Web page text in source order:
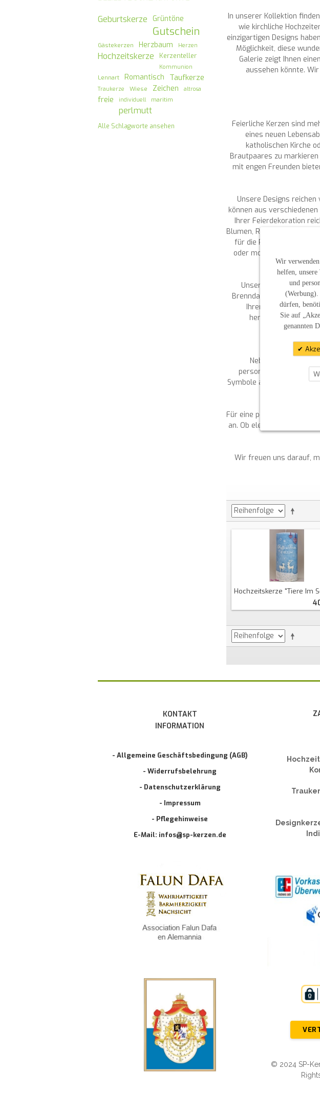
In unserer Kollektion
wie kirchliche
einzigartigen Designs
Möglichkeit, diese
Galerie zeigt Ihnen
aussehen könnte.
Feierliche Kerzen sind
eines neuen
katholischen Kirche
Brautpaares zu markieren
mit engen Freunden
Unsere Designs
können aus
Ihrer Feierdekoration
Blumen, Ranken und
für die Personalisierung
oder moderne Sans-
Unsere Kerzen
Brenndauer sowie durch
Ihren Bedürfnissen
hergestellt, um
Neben der Auswahl
personalisieren. Geben
Symbole an, und wir
Für eine perfekte
an. Ob elegant, modern
Wir freuen uns darauf,
Hochzeitskerze "Tiere Im Schnee"
Geburtskerze Grüntöne
Gutschein
Gästekerzen Herzbaum Herzen
Hochzeitskerze Kerzenteller
Kommunion
Lennart Romantisch Taufkerze
Traukerze Wiese Zeichen altrosa
freie individuell maritim
perlmutt
Alle Schlagworte ansehen
KONTAKT
INFORMATION
- Allgemeine Geschäftsbedingung (AGB)
- Widerrufsbelehrung
- Datenschutzerklärung
- Impressum
- Pflegehinweise
E-Mail: infos@sp-kerzen.de
© 2024 SP-
Wir
helfen,
und
(Werbung).
dürfen,
Sie auf
genannten